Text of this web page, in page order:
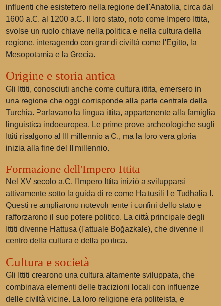
influenti che esistettero nella regione dell'Anatolia, circa dal
1600 a.C. al 1200 a.C. Il loro stato, noto come Impero Ittita,
svolse un ruolo chiave nella politica e nella cultura della
regione, interagendo con grandi civiltà come l'Egitto, la
Mesopotamia e la Grecia.
Origine e storia antica
Gli Ittiti, conosciuti anche come cultura ittita, emersero in
una regione che oggi corrisponde alla parte centrale della
Turchia. Parlavano la lingua ittita, appartenente alla famiglia
linguistica indoeuropea. Le prime prove archeologiche sugli
Ittiti risalgono al III millennio a.C., ma la loro vera gloria
inizia alla fine del II millennio.
Formazione dell'Impero Ittita
Nel XV secolo a.C. l'Impero Ittita iniziò a svilupparsi
attivamente sotto la guida di re come Hattusili I e Tudhalia I.
Questi re ampliarono notevolmente i confini dello stato e
rafforzarono il suo potere politico. La città principale degli
Ittiti divenne Hattusa (l'attuale Boğazkale), che divenne il
centro della cultura e della politica.
Cultura e società
Gli Ittiti crearono una cultura altamente sviluppata, che
combinava elementi delle tradizioni locali con influenze
delle civiltà vicine. La loro religione era politeista, e